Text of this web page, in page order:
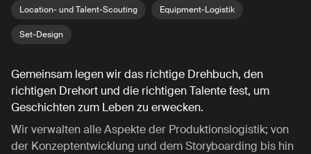
Location- und Talent-Scouting Equipment-Logistik
Set-Design
Gemeinsam legen wir das richtige Drehbuch, den
richtigen Drehort und die richtigen Talente fest, um
Geschichten zum Leben zu erwecken.
Wir verwalten alle Aspekte der Produktionslogistik; von
der Konzeptentwicklung und dem Storyboarding bis hin